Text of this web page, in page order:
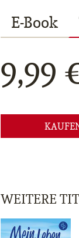
E-Book
9,99
WEITERE